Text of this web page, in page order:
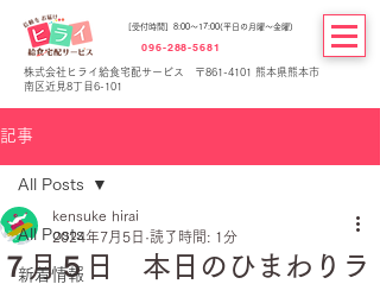
[受付時間] 8:00～17:00(平日の月曜～金曜)
096-288-5681
株式会社ヒライ給食宅配サービス 〒861-4101 熊本県熊本市
南区近見8丁目6-101
記事
All Posts
新着情報
All Posts
７月５日 本日のひまわりラ
kensuke hirai
2024年7月5日 読了時間: 1分